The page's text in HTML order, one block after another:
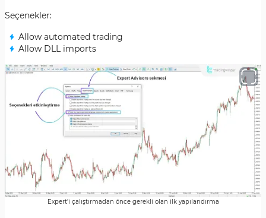
Seçenekler:
Allow automated trading
Allow DLL imports
Expert'i çalıştırmadan önce gerekli olan ilk yapılandırma